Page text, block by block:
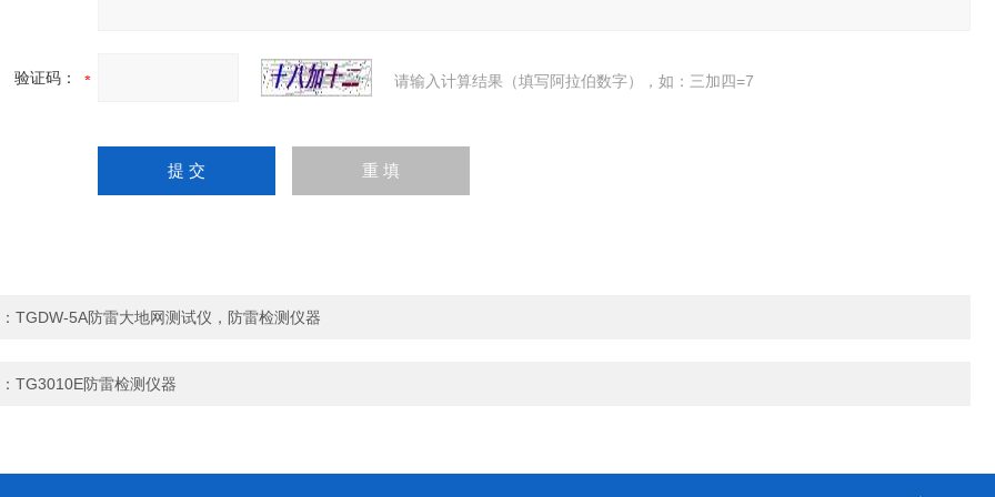
验证码： 请输入计算结果（填写阿拉伯数字），如：三加四=7
TGDW-5A防雷大地网测试仪，防雷检测仪器
TG3010E防雷检测仪器